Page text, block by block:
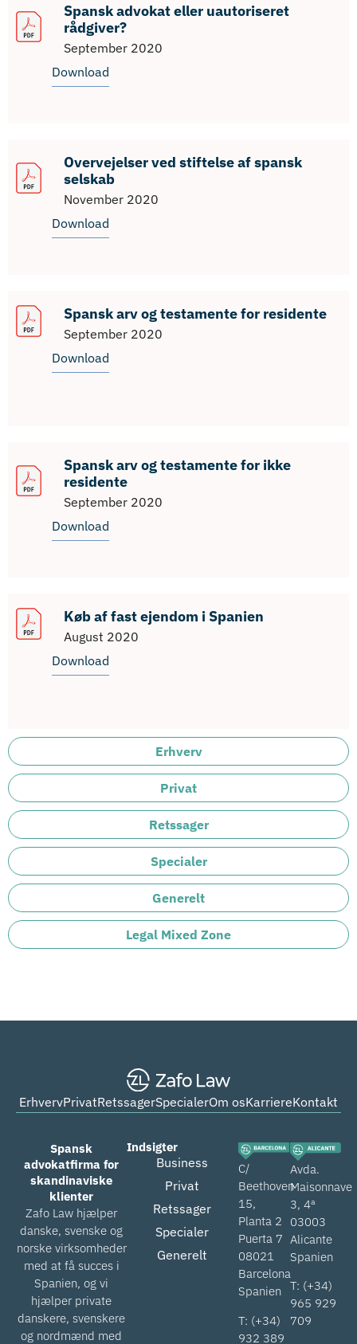
Erhverv
Privat
Retssager
Specialer
Generelt
Legal Mixed Zone
Spansk advokat eller uautoriseret
rådgiver?
September 2020
Download
Overvejelser ved stiftelse af spansk
selskab
November 2020
Download
Spansk arv og testamente for residente
September 2020
Download
Spansk arv og testamente for ikke
residente
September 2020
Download
Køb af fast ejendom i Spanien
August 2020
Download
ErhvervPrivatRetssagerSpecialerOm osKarriereKontakt
Spansk
advokatfirma for
skandinaviske
klienter
Zafo Law hjælper
danske, svenske og
norske virksomheder
med at få succes i
Spanien, og vi
hjælper private
danskere, svenskere
og nordmænd med
Indsigter
Business
Privat
Retssager
Specialer
Generelt
C/
Beethoven
15,
Planta 2
Puerta 7
08021
Barcelona
Spanien
T: (+34)
932 389
Avda.
Maisonnave
3, 4ª
03003
Alicante
Spanien
T: (+34)
965 929
709